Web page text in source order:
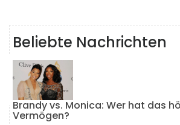
Beliebte Nachrichten
Brandy vs. Monica: Wer hat das
Vermögen?